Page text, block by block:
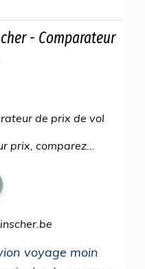
- Comparateur
de prix de vol
prix, comparez...
voyage moin